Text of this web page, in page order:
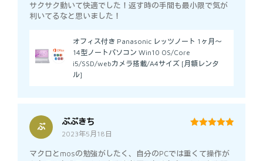
サクサク動いて快適でした！返す時の手間も最小限で気が
利いてるなと思いました！
オフィス付き Panasonic レッツノート 1ヶ月～
14型ノートパソコン Win10 OS/Core
i5/SSD/webカメラ搭載/A4サイズ [月額レンタ
ル]
ぷ
ぷぷきち
2023年5月18日
マクロとmosの勉強がしたく、自分のPCでは重くて操作が